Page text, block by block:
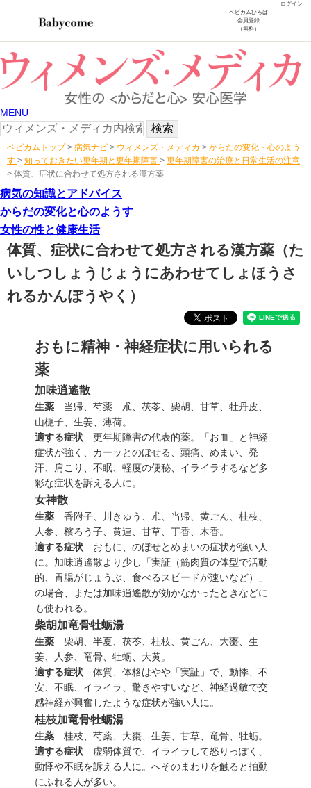
ログイン
ベビカムひろば
会員登録
（無料）
MENU
ベビカムトップ > 病気ナビ > ウィメンズ・メディカ > からだの変化・心のよう
す > 知っておきたい更年期と更年期障害 > 更年期障害の治療と日常生活の注意
> 体質、症状に合わせて処方される漢方薬
病気の知識とアドバイス
からだの変化と心のようす
女性の性と健康生活
体質、症状に合わせて処方される漢方薬 （た
いしつしょうじょうにあわせてしょほうさ
れるかんぽうやく）
おもに精神・神経症状に用いられる
薬
加味逍遙散
生薬 当帰、芍薬 朮、茯苓、柴胡、甘草、牡丹皮、
山梔子、生姜、薄荷。
適する症状 更年期障害の代表的薬。「お血」と神経
症状が強く、カーッとのぼせる、頭痛、めまい、発
汗、肩こり、不眠、軽度の便秘、イライラするなど多
彩な症状を訴える人に。
女神散
生薬 香附子、川 きゅう 、朮、当帰、黄ごん 、桂枝、
人参、檳ろう子、黄連、甘草、丁香、木香。
適する症状 おもに、のぼせとめまいの症状が強い人
に。加味逍遙散より少し「実証（筋肉質の体型で活動
的、胃腸がじょうぶ、食べるスピードが速いなど）」
の場合、または加味逍遙散が効かなかったときなどに
も使われる。
柴胡加竜骨牡蛎湯
生薬 柴胡、半夏、茯苓、桂枝、黄ごん 、大棗、生
姜、人参、竜骨、牡蛎、大黄。
適する症状 体質、体格はやや「実証」で、動悸、不
安、不眠、イライラ、驚きやすいなど、神経過敏で交
感神経が興奮したような症状が強い人に。
桂枝加竜骨牡蛎湯
生薬 桂枝、芍薬、大棗、生姜、甘草、竜骨、牡蛎。
適する症状 虚弱体質で、イライラして怒りっぽく、
動悸や不眠を訴える人に。へそのまわりを触ると拍動
にふれる人が多い。